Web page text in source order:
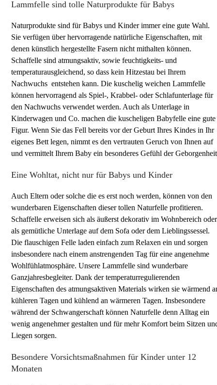
Lammfelle sind tolle Naturprodukte für Babys
Naturprodukte sind für Babys und Kinder immer eine gute Wahl.
Sie verfügen über hervorragende natürliche Eigenschaften, mit
denen künstlich hergestellte Fasern nicht mithalten können.
Schaffelle sind atmungsaktiv, sowie feuchtigkeits- und
temperaturausgleichend, so dass kein Hitzestau bei Ihrem
Nachwuchs entstehen kann. Die kuschelig weichen Lammfelle
können hervorragend als Spiel-, Krabbel- oder Schlafunterlage für
den Nachwuchs verwendet werden. Auch als Unterlage in
Kinderwagen und Co. machen die kuscheligen Babyfelle eine gute
Figur. Wenn Sie das Fell bereits vor der Geburt Ihres Kindes in Ihr
eigenes Bett legen, nimmt es den vertrauten Geruch von Ihnen auf
und vermittelt Ihrem Baby ein besonderes Gefühl der
Eine Wohltat, nicht nur für Babys und Kinder
Auch Eltern oder solche die es erst noch werden, können von den
wunderbaren Eigenschaften dieser tollen Naturfelle profitieren.
Schaffelle erweisen sich als äußerst dekorativ im Wohnbereich oder
als gemütliche Unterlage auf dem Sofa oder dem Lieblingssessel.
Die flauschigen Felle laden einfach zum Relaxen ein und sorgen
insbesondere nach einem anstrengenden Tag für eine angenehme
Wohlfühlatmosphäre. Unsere Lammfelle sind wunderbare
Ganzjahresbegleiter. Dank der temperaturregulierenden
Eigenschaften des atmungsaktiven Materials wirken sie wärmend
kühleren Tagen und kühlend an wärmeren Tagen. Insbesondere
während der Schwangerschaft können Naturfelle denn Alltag ein
wenig angenehmer gestalten und für mehr Komfort beim Sitzen
Liegen sorgen.
Besondere Vorsichtsmaßnahmen für Kinder unter 12
Monaten